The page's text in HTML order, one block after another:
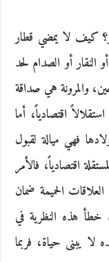
كيف لا يمضي قطار
أو الصدام لحد
والمرونة هي صداقة
اقتصادياً، أما
فهي ميالة لقبول
اقتصادياً، فالأمر
الحميمة ضمان
خطأ هذه النظرية في
يبنى حياة، فربما